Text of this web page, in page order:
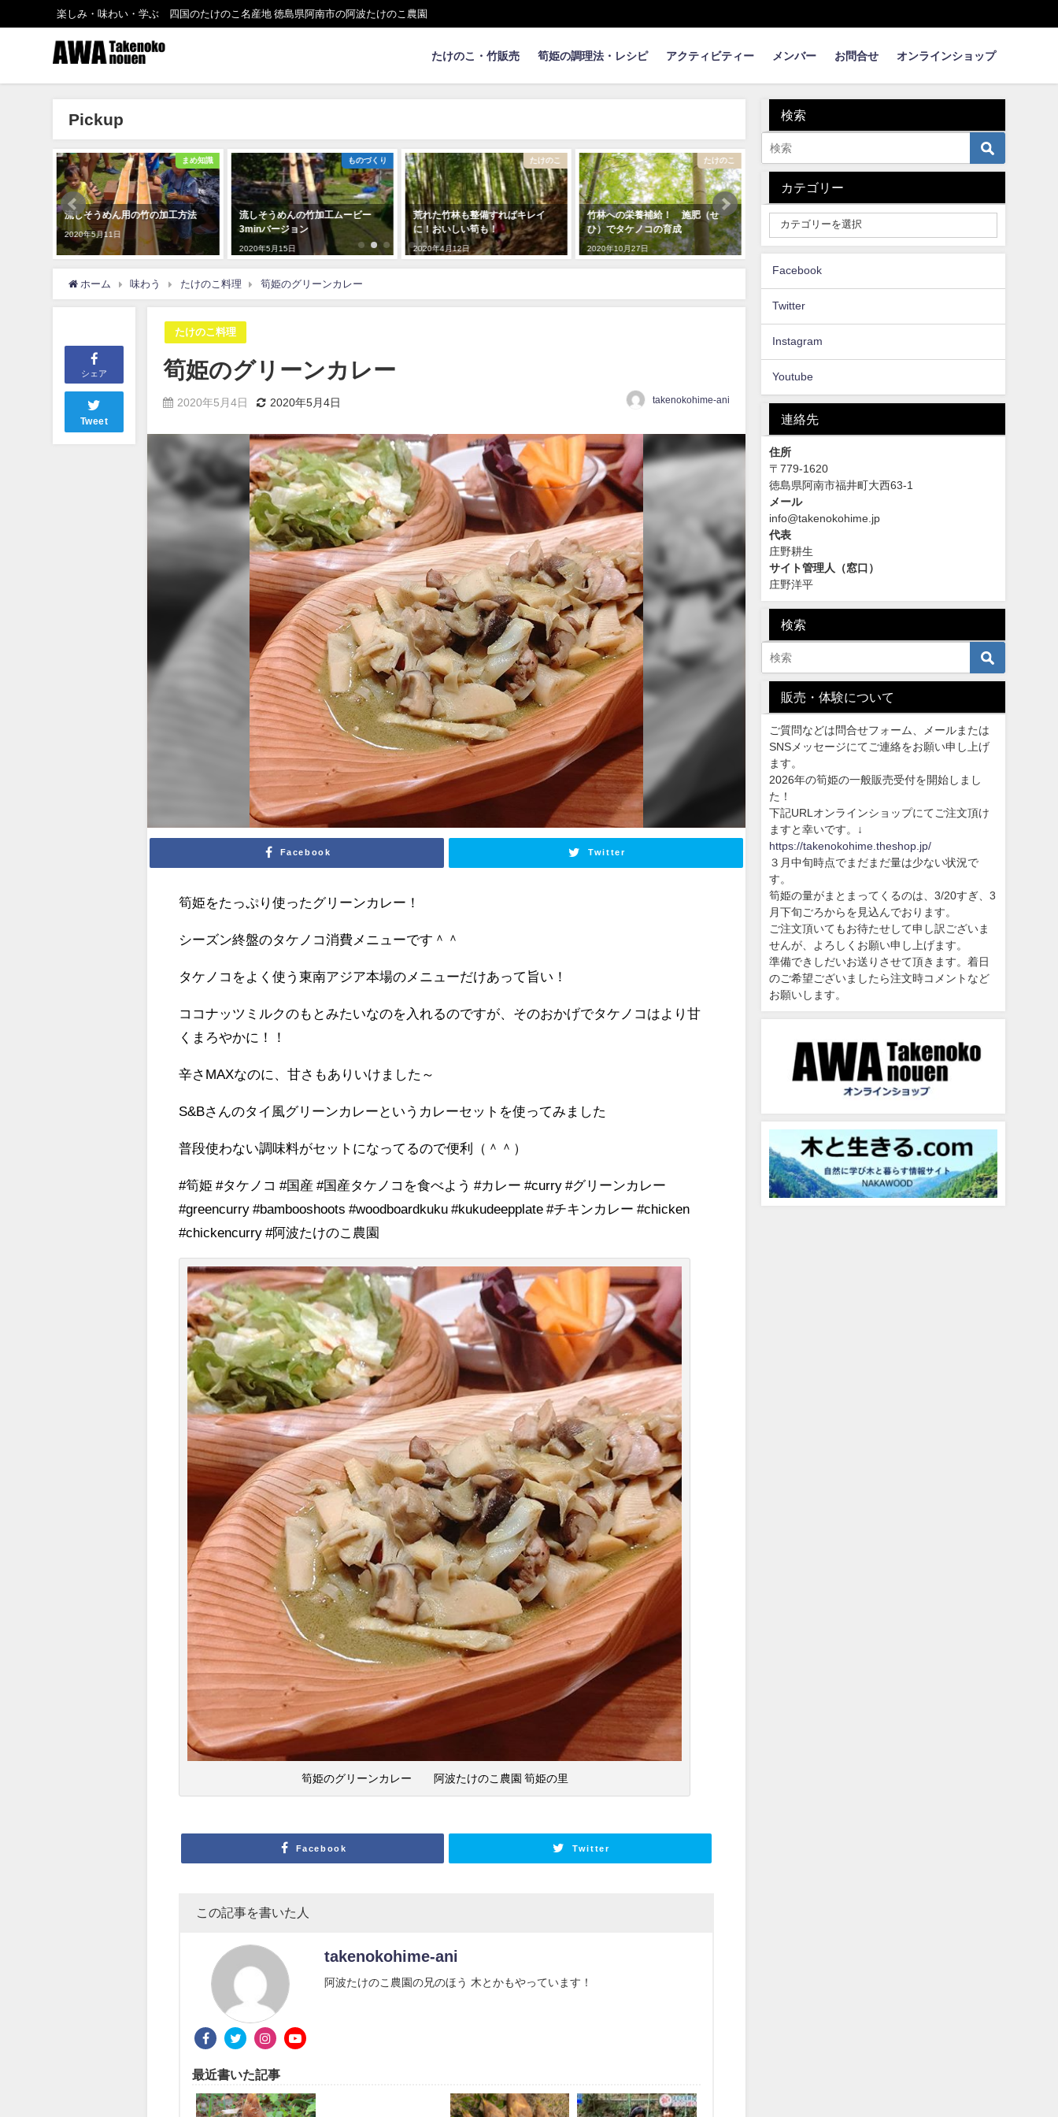
楽しみ・味わい・学ぶ 四国のたけのこ名産地 徳島県阿南市の阿波たけのこ農園
たけのこ・竹販売 筍姫の調理法・レシピ アクティビティー メンバー お問合せ オンラインショップ
Pickup
ものづくり
流しそうめんの竹加工ムービー
3minバージョン
2020年5月15日
たけのこ
荒れた竹林も整備すればキレイ
に！おいしい筍も！
2020年4月12日
たけのこ
竹林への栄養補給！ 施肥（せ
ひ）でタケノコの育成
2020年10月27日
まめ知識
【竹灯りづくり】 竹にきれいな
穴を開ける方法
2020年5月18日
むきむき筍姫 【タケノコの皮む
きどこまで？】
【タケノコの楽しみ方】レ
ホーム 味わう たけのこ料理 筍姫のグリーンカレー
シェア
Tweet
たけのこ料理
筍姫のグリーンカレー
2020年5月4日 2020年5月4日 takenokohime-ani
Facebook Twitter
筍姫をたっぷり使ったグリーンカレー！
シーズン終盤のタケノコ消費メニューです＾＾
タケノコをよく使う東南アジア本場のメニューだけあって旨い！
ココナッツミルクのもとみたいなのを入れるのですが、そのおかげでタケノコはより甘
くまろやかに！！
辛さMAXなのに、甘さもありいけました～
S&Bさんのタイ風グリーンカレーというカレーセットを使ってみました
普段使わない調味料がセットになってるので便利（＾＾）
#筍姫 #タケノコ #国産 #国産タケノコを食べよう #カレー #curry #グリーンカレー
#greencurry #bambooshoots #woodboardkuku #kukudeepplate #チキンカレー #chicken
#chickencurry #阿波たけのこ農園
筍姫のグリーンカレー 阿波たけのこ農園 筍姫の里
Facebook Twitter
この記事を書いた人
takenokohime-ani
阿波たけのこ農園の兄のほう 木とかもやっています！
最近書いた記事
検索
カテゴリー
Facebook
Twitter
Instagram
Youtube
連絡先
住所
〒779-1620
徳島県阿南市福井町大西63-1
メール
info@takenokohime.jp
代表
庄野耕生
サイト管理人（窓口）
庄野洋平
検索
販売・体験について
ご質問などは問合せフォーム、メールまたは
SNSメッセージにてご連絡をお願い申し上げ
ます。
2026年の筍姫の一般販売受付を開始しまし
た！
下記URLオンラインショップにてご注文頂け
ますと幸いです。↓
https://takenokohime.theshop.jp/
３月中旬時点でまだまだ量は少ない状況で
す。
筍姫の量がまとまってくるのは、3/20すぎ、3
月下旬ごろからを見込んでおります。
ご注文頂いてもお待たせして申し訳ございま
せんが、よろしくお願い申し上げます。
準備できしだいお送りさせて頂きます。着日
のご希望ございましたら注文時コメントなど
お願いします。